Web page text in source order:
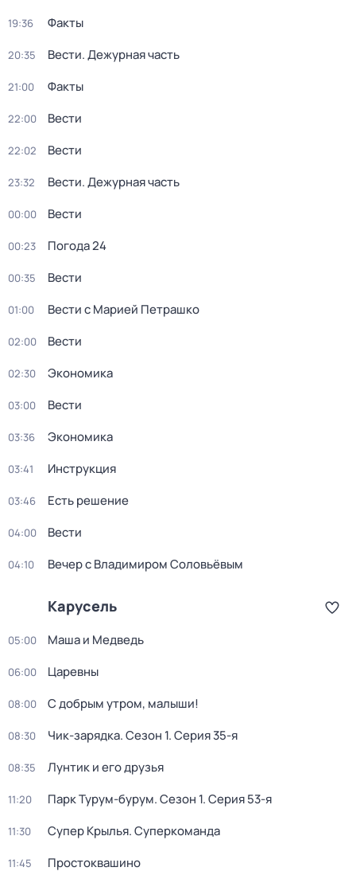
19:36 Факты
20:35 Вести. Дежурная часть
21:00 Факты
22:00 Вести
22:02 Вести
23:32 Вести. Дежурная часть
00:00 Вести
00:23 Погода 24
00:35 Вести
01:00 Вести с Марией Петрашко
02:00 Вести
02:30 Экономика
03:00 Вести
03:36 Экономика
03:41 Инструкция
03:46 Есть решение
04:00 Вести
04:10 Вечер с Владимиром Соловьёвым
Карусель
05:00 Маша и Медведь
06:00 Царевны
08:00 С добрым утром, малыши!
08:30 Чик-зарядка. Сезон 1. Серия 35-я
08:35 Лунтик и его друзья
11:20 Парк Турум-бурум. Сезон 1. Серия 53-я
11:30 Супер Крылья. Суперкоманда
11:45 Простоквашино